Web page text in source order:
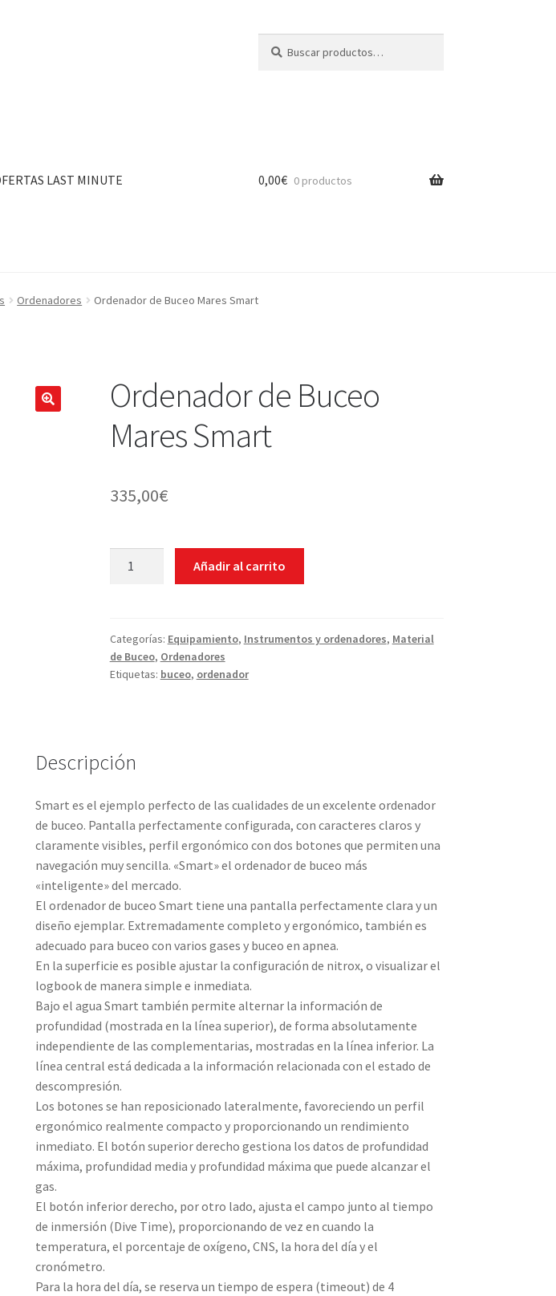
por:
LAST MINUTE 0,00€ 0 productos
Ordenadores Ordenador de Buceo Mares Smart
Ordenador de Buceo
Mares Smart
335,00€
Smart
cantidad
Añadir al carrito
Categorías: Equipamiento, Instrumentos y ordenadores, Material
de Buceo, Ordenadores
Etiquetas: buceo, ordenador
Descripción
Smart es el ejemplo perfecto de las cualidades de un excelente ordenador
de buceo. Pantalla perfectamente configurada, con caracteres claros y
claramente visibles, perfil ergonómico con dos botones que permiten una
navegación muy sencilla. «Smart» el ordenador de buceo más
«inteligente» del mercado.
El ordenador de buceo Smart tiene una pantalla perfectamente clara y un
diseño ejemplar. Extremadamente completo y ergonómico, también es
adecuado para buceo con varios gases y buceo en apnea.
En la superficie es posible ajustar la configuración de nitrox, o visualizar el
logbook de manera simple e inmediata.
Bajo el agua Smart también permite alternar la información de
profundidad (mostrada en la línea superior), de forma absolutamente
independiente de las complementarias, mostradas en la línea inferior. La
línea central está dedicada a la información relacionada con el estado de
descompresión.
Los botones se han reposicionado lateralmente, favoreciendo un perfil
ergonómico realmente compacto y proporcionando un rendimiento
inmediato. El botón superior derecho gestiona los datos de profundidad
máxima, profundidad media y profundidad máxima que puede alcanzar el
gas.
El botón inferior derecho, por otro lado, ajusta el campo junto al tiempo
de inmersión (Dive Time), proporcionando de vez en cuando la
temperatura, el porcentaje de oxígeno, CNS, la hora del día y el
cronómetro.
Para la hora del día, se reserva un tiempo de espera (timeout) de 4